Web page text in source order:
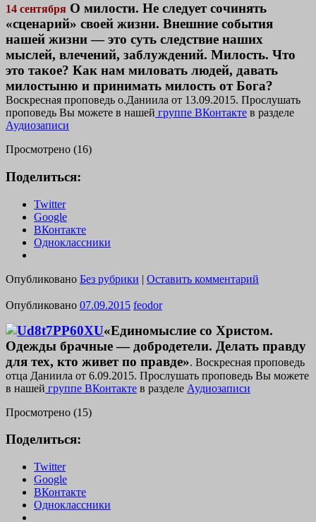
14 сентября О милости. Не следует сочинять
«сценарий» своей жизни. Внешние события
нашей жизни — это суть следствие наших
мыслей, влечений, заблуждений. Милость. Что
это такое? Как нам миловать людей, давать
милостыню и принимать милость от Бога?
Воскресная проповедь о.Даниила от 13.09.2015. Прослушать
проповедь Вы можете в нашей группе ВКонтакте в разделе
Аудиозаписи
Просмотрено (16)
Поделиться:
Twitter
Google
ВКонтакте
Одноклассники
Опубликовано Без рубрики | Оставить комментарий
Опубликовано 07.09.2015 feodor
«Единомыслие со Христом.
Одежды брачные — добродетели. Делать правду
для тех, кто живет по правде». Воскресная проповедь
отца Даниила от 6.09.2015. Прослушать проповедь Вы можете
в нашей группе ВКонтакте в разделе Аудиозаписи
Просмотрено (15)
Поделиться:
Twitter
Google
ВКонтакте
Одноклассники